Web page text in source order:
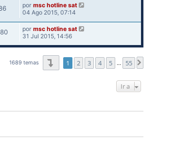
por msc hotline sat
04 Ago 2015, 07:14
por msc hotline sat
31 Jul 2015, 14:56
1689 temas Página1 de
1 2 3 4 5 … 55
Ir a